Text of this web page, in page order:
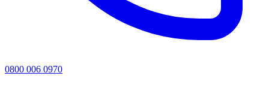
0800 006 0970